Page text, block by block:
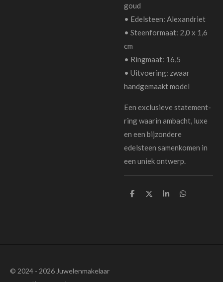
goud
• Edelsteen: Alexandriet
• Steenformaat: 2,0 x 1,6
cm
• Ringmaat: 16,5
• Uitvoering: zwaar
handgemaakt model
Een exclusieve statement-
ring waarin ambacht, luxe
en een bijzondere
edelsteen samenkomen in
een uniek ontwerp.
D
D
S
D
© 2024 - 2026 Juwelenmakelaar